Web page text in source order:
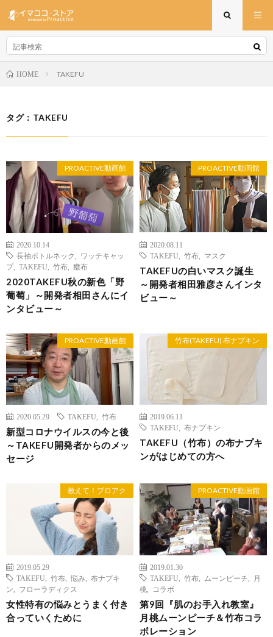
HOME TAKEFU
タグ：TAKEFU
PROACTIVE動画館
2020.10.14
長袖ボトルネック
ワッチキャッ
プ, TAKEFU 竹布 癒布
2020TAKEFU秋の新色「野
葡萄」～開発者相田さんにイ
ンタビュー～
PROACTIVE動画館
2020.08.11
TAKEFU
竹布 マスク
TAKEFUの白いマスク誕生
～開発者相田雅彦さんインタ
ビュー～
PROACTIVE動画館
2020.05.29 TAKEFU 竹布
新型コロナウイルスの今と後
～TAKEFU開発者からのメッ
セージ
竹布(TAKEFU) 布ナプキン
2019.06.11
TAKEFU
布ナプキン
TAKEFU（竹布）の布ナプキ
ンがはじめての方へ
教えて！プロアク
2019.05.29
TAKEFU
竹布 悩み
布ナプキ
ン
フローラディクス
女性特有の悩みとうまく付き
合っていくために
PROACTIVE動画館
2019.01.30
TAKEFU
竹布 ムーンピーチ
月
桃
コラボ
第9回『肌のお手入れ教室』
月桃ムーンピーチ＆竹布コラ
ボレーション